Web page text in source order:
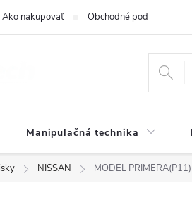
Ako nakupovať Obchodné podmienky
Manipulačná technika
NISSAN MODEL